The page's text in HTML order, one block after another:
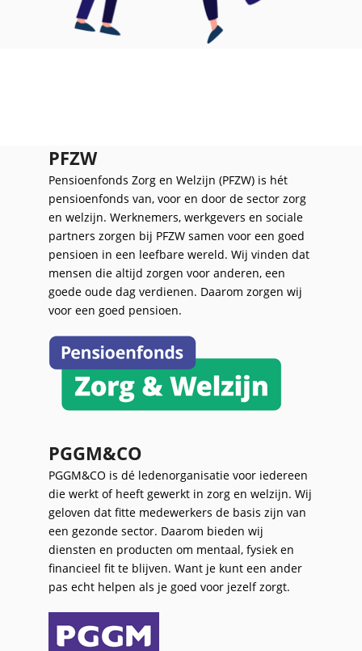
PFZW
Pensioenfonds Zorg en Welzijn (PFZW) is hét
pensioenfonds van, voor en door de sector zorg
en welzijn. Werknemers, werkgevers en sociale
partners zorgen bij PFZW samen voor een goed
pensioen in een leefbare wereld. Wij vinden dat
mensen die altijd zorgen voor anderen, een
goede oude dag verdienen. Daarom zorgen wij
voor een goed pensioen.
PGGM&CO
PGGM&CO is dé ledenorganisatie voor iedereen
die werkt of heeft gewerkt in zorg en welzijn. Wij
geloven dat fitte medewerkers de basis zijn van
een gezonde sector. Daarom bieden wij
diensten en producten om mentaal, fysiek en
financieel fit te blijven. Want je kunt een ander
pas echt helpen als je goed voor jezelf zorgt.